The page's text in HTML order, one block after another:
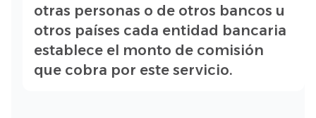
otras personas o de otros bancos u
otros países cada entidad bancaria
establece el monto de comisión
que cobra por este servicio.